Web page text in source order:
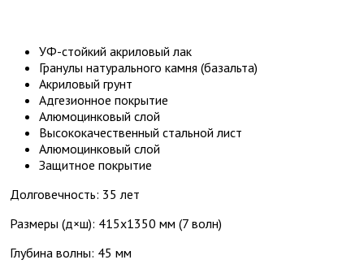
УФ-стойкий акриловый лак
Гранулы натурального камня (базальта)
Акриловый грунт
Адгезионное покрытие
Алюмоцинковый слой
Высококачественный стальной лист
Алюмоцинковый слой
Защитное покрытие
Долговечность: 35 лет
Размеры (д×ш): 415х1350 мм (7 волн)
Глубина волны: 45 мм